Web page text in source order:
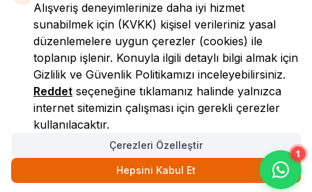
1
LokmanAVM
Alışveriş deneyimlerinize daha iyi hizmet
sunabilmek için (KVKK) kişisel verileriniz yasal
düzenlemelere uygun çerezler (cookies) ile
toplanıp işlenir. Konuyla ilgili detaylı bilgi almak için
Gizlilik ve Güvenlik Politikamızı inceleyebilirsiniz.
Reddet seçeneğine tıklamanız halinde yalnızca
internet sitemizin çalışması için gerekli çerezler
kullanılacaktır.
Çerezleri Özelleştir
Hepsini Kabul Et